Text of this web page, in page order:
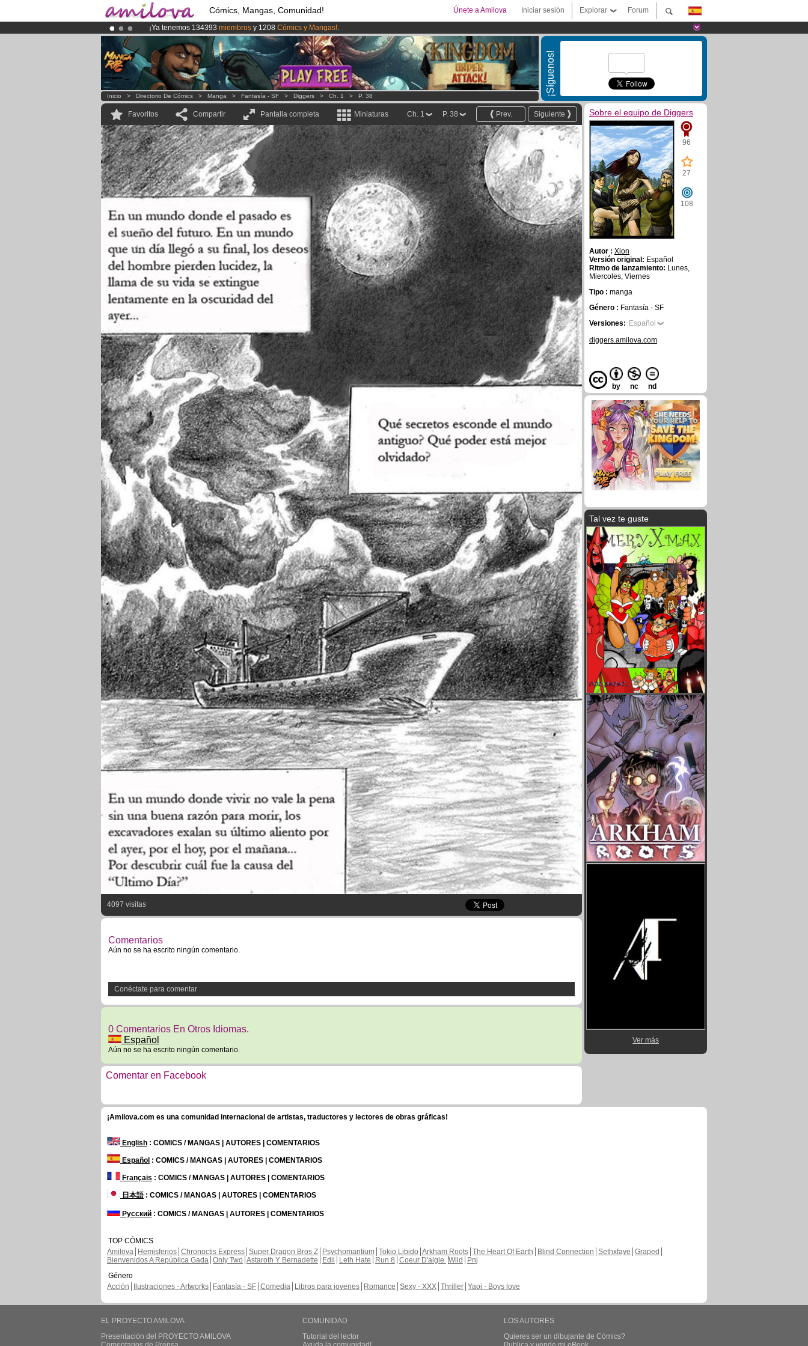
Cómics, Mangas, Comunidad! Forum
Explorar
Iniciar sesión
Únete a Amilova
¡Ya tenemos 134393 miembros y 1208 Cómics y Mangas!.
¡Conviertete en Premium por3.95 eurosal mes!Hazte Premium ya
El Kickstarter Amilova está desormado lanzado!.
¡Síguenos!
Inicio > Directorio De Cómics > Manga > Fantasía - SF > Diggers > Ch. 1 > P. 38
Favoritos Compartir Pantalla completa Miniaturas Siguiente
Prev.
P. 38
Ch. 1
4097 visitas
Comentarios
Aún no se ha escrito ningún comentario.
Conéctate para comentar
0 Comentarios En Otros Idiomas.
Español
Aún no se ha escrito ningún comentario.
Comentar en Facebook
Sobre el equipo de Diggers
96
27
108
Autor : Xion
Versión original: Español
Ritmo de lanzamiento: Lunes,
Miercoles, Viernes
Tipo : manga
Género : Fantasía - SF
Versiones: Español
diggers.amilova.com
by nc nd
Tal vez te guste
Ver más
¡Amilova.com es una comunidad internacional de artistas, traductores y lectores de obras gráficas!
English : COMICS / MANGAS | AUTORES | COMENTARIOS
Español : COMICS / MANGAS | AUTORES | COMENTARIOS
Français : COMICS / MANGAS | AUTORES | COMENTARIOS
日本語: COMICS / MANGAS | AUTORES | COMENTARIOS
Русский : COMICS / MANGAS | AUTORES | COMENTARIOS
TOP CÓMICS
Amilova
Hemisferios Chronoctis Express Super Dragon Bros Z Psychomantium Tokio Libido Arkham Roots The Heart Of Earth Blind Connection Sethxfaye Graped
Bienvenidos A República Gada Only Two Astaroth Y Bernadette Edil Leth Hate Run 8 Coeur D'aigle Wild
Pnj
Género
Acción
Ilustraciones - Artworks Fantasía - SF Comedia Libros para jovenes Romance Sexy - XXX Thriller Yaoi - Boys love
EL PROYECTO AMILOVA
Presentación del PROYECTO AMILOVA
COMUNIDAD
Tutorial del lector
LOS AUTORES
Quieres ser un dibujante de Cómics?